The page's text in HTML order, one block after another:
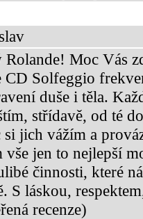
Moc Vás
CD Solfeggio
duše i těla.
střídavě, od té
si jich vážím a
vše jen to nejlepší
činnosti, které
S láskou,
recenze)